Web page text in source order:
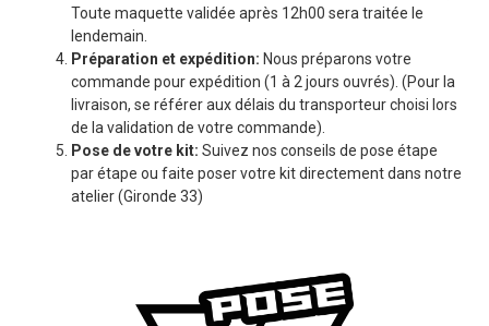
Toute maquette validée après 12h00 sera traitée le
lendemain.
Préparation et expédition: Nous préparons votre
commande pour expédition (1 à 2 jours ouvrés). (Pour la
livraison, se référer aux délais du transporteur choisi lors
de la validation de votre commande).
Pose de votre kit: Suivez nos conseils de pose étape
par étape ou faite poser votre kit directement dans notre
atelier (Gironde 33)